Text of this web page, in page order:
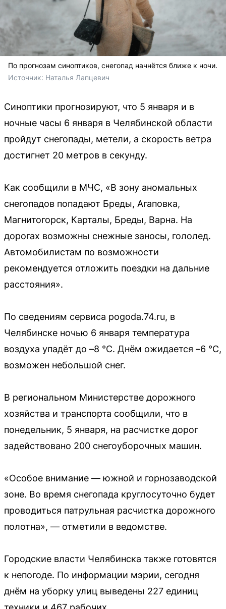
По прогнозам синоптиков, снегопад начнётся ближе к ночи.
Источник: Наталья Лапцевич
Синоптики прогнозируют, что 5 января и в
ночные часы 6 января в Челябинской области
пройдут снегопады, метели, а скорость ветра
достигнет 20 метров в секунду.
Как сообщили в МЧС, «В зону аномальных
снегопадов попадают Бреды, Агаповка,
Магнитогорск, Карталы, Бреды, Варна. На
дорогах возможны снежные заносы, гололед.
Автомобилистам по возможности
рекомендуется отложить поездки на дальние
расстояния».
По сведениям сервиса pogoda.74.ru, в
Челябинске ночью 6 января температура
воздуха упадёт до –8 °C. Днём ожидается –6 °C,
возможен небольшой снег.
В региональном Министерстве дорожного
хозяйства и транспорта сообщили, что в
понедельник, 5 января, на расчистке дорог
задействовано 200 снегоуборочных машин.
«Особое внимание — южной и горнозаводской
зоне. Во время снегопада круглосуточно будет
проводиться патрульная расчистка дорожного
полотна», — отметили в ведомстве.
Городские власти Челябинска также готовятся
к непогоде. По информации мэрии, сегодня
днём на уборку улиц выведены 227 единиц